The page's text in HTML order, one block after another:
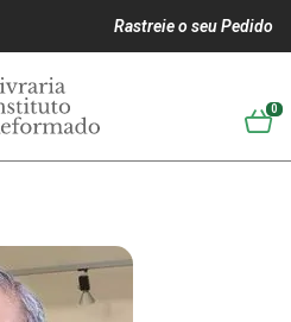
Rastreie o seu Pedido
0